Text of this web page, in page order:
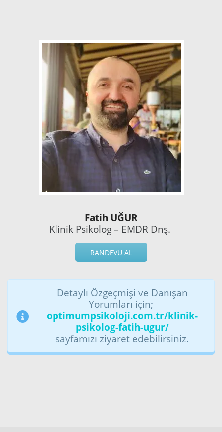
Fatih UĞUR
Klinik Psikolog – EMDR Dnş.
RANDEVU AL
Detaylı Özgeçmişi ve Danışan
Yorumları için;
optimumpsikoloji.com.tr/klinik-
psikolog-fatih-ugur/
sayfamızı ziyaret edebilirsiniz.